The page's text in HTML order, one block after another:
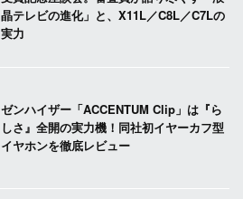
晶テレビの進化」と、X11L／C8L／C7Lの
実力
ゼンハイザー「ACCENTUM Clip」は『ら
しさ』全開の実力機！同社初イヤーカフ型
イヤホンを徹底レビュー